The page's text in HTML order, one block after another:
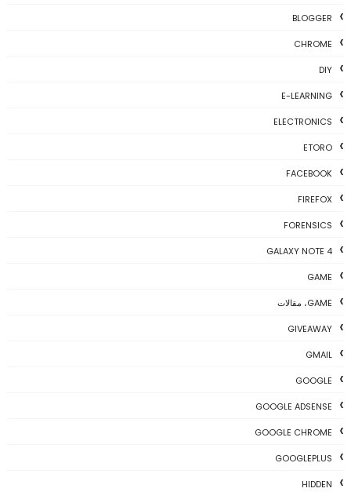
BLOGGER
CHROME
DIY
E-LEARNING
ELECTRONICS
ETORO
FACEBOOK
FIREFOX
FORENSICS
GALAXY NOTE 4
GAME
GAME، مقالات
GIVEAWAY
GMAIL
GOOGLE
GOOGLE ADSENSE
GOOGLE CHROME
GOOGLEPLUS
HIDDEN